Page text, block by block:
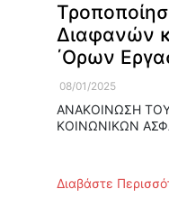
Διαφανών
΄Ορων
08/01/2025
ΑΝΑΚΟΙΝΩΣΗ ΤΟΥ
ΚΟΙΝΩΝΙΚΩΝ
Διαβάστε